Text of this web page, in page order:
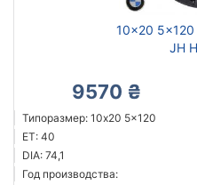
10x20 5x120
JH
9570 ₴
Типоразмер: 10x20 5x120
ET: 40
DIA: 74,1
Год производства: